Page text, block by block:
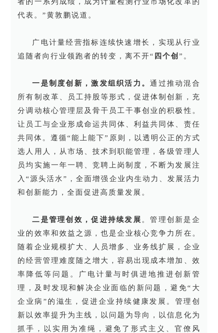
代表。”黄敦鹏说道。
广电计量经营指标连续快速增长，实现从行业
追随者向行业领跑者的转变，离不开“ 四个创”。
一是制度创新，激发组织活力。通过推动混合
所有制改革、员工持股等形式，促进体制创新，充
分调动核心管理层及骨干员工干事创业的积极性。
让员工与企业形成命运共同体、利益共同体、责任
共同体。遵循“能上能下”原则，以透明公正的方式
选人用人，从市场、技术到职能管理，各级管理人
员均实施一年一聘、竞聘上岗制度，不断为发展注
入“源头活水”，全面增强企业内生动力、发展活力
和创新能力，全面促进高质量发展。
二是管理创效，促进持续发展 。管理创新是企
业的效率和效益之源，也是企业核心竞争力所在。
随着企业规模扩大、人员增多、业务线扩展，企业
的经营管理难度随之增大，容易出现成本增加、效
率降低等问题。广电计量与时俱进地推进创新管
理，及时发现和解决企业面临的新问题，避免“大
企业病”的滋生，促进企业持续健康发展。管理创
新以效率提升为主线，以问题为导向，以信息化为
抓手，以实用为准绳，避免了形式主义、官僚风